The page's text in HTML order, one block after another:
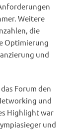
Weitere
die
Optimierung
und
Forum den
und
Highlight war
und